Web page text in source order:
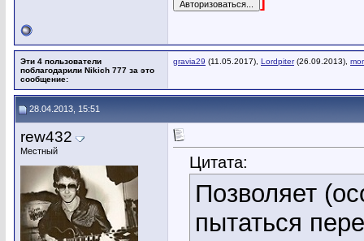
Эти 4 пользователи
поблагодарили Nikich 777 за это
сообщение:
gravia29 (11.05.2017), Lordpiter(26.09.2013),
28.04.2013, 15:51
rew432
Местный
Цитата:
Позволяет
пытаться